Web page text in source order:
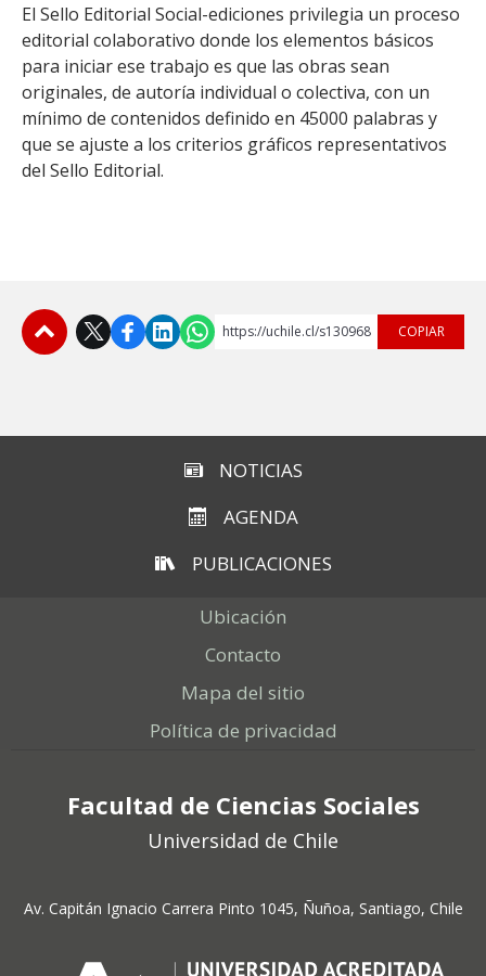
El Sello Editorial Social-ediciones privilegia un proceso
editorial colaborativo donde los elementos básicos
para iniciar ese trabajo es que las obras sean
originales, de autoría individual o colectiva, con un
mínimo de contenidos definido en 45000 palabras y
que se ajuste a los criterios gráficos representativos
del Sello Editorial.
https://uchile.cl/s130968 COPIAR
NOTICIAS
AGENDA
PUBLICACIONES
Ubicación
Contacto
Mapa del sitio
Política de privacidad
Facultad de Ciencias Sociales
Universidad de Chile
Av. Capitán Ignacio Carrera Pinto 1045, Ñuñoa, Santiago, Chile